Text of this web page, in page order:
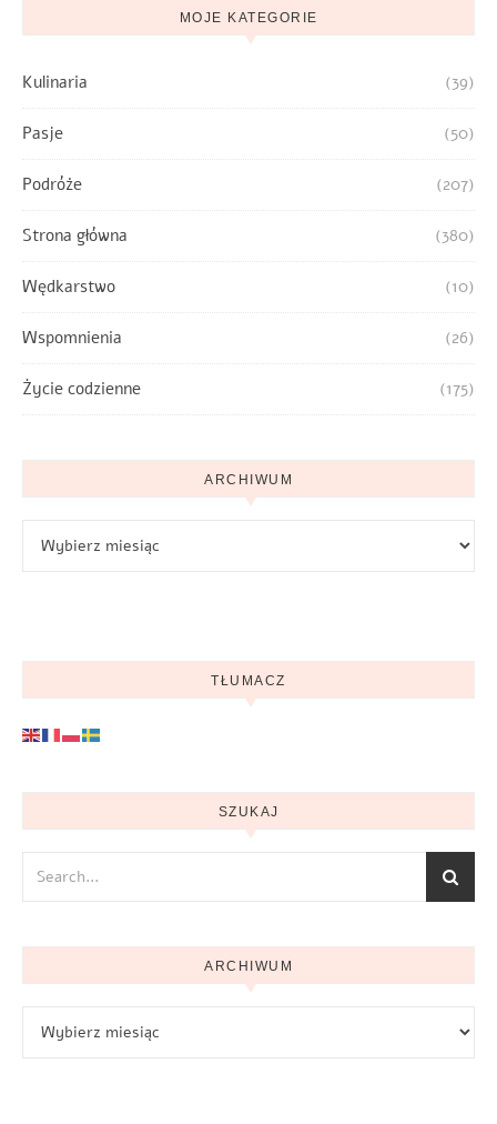
MOJE KATEGORIE
Kulinaria (39)
Pasje (50)
Podróże (207)
Strona główna (380)
Wędkarstwo (10)
Wspomnienia (26)
Życie codzienne (175)
ARCHIWUM
TŁUMACZ
SZUKAJ
ARCHIWUM